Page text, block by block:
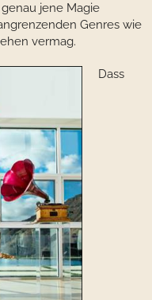
jene Magie
Genres wie
vermag.
Dass